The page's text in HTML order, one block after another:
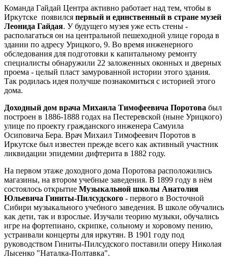
Команда Гайдай Центра активно работает над тем, чтобы в
Иркутске появился первый и единственный в стране музей
Леонида Гайдая. У будущего музея уже есть стены -
располагаться он на центральной пешеходной улице города в
здании по адресу Урицкого, 9. Во время инженерного
обследования для подготовки к капитальному ремонту
специалисты обнаружили 22 заложенных оконных и дверных
проема - целый пласт замурованной истории этого здания.
Так родилась идея получше познакомиться с историей этого
дома.
Доходный дом врача Михаила Тимофеевича Поротова был
построен в 1886-1888 годах на Пестеревской (ныне Урицкого)
улице по проекту гражданского инженера Самуила
Осиповича Бера. Врач Михаил Тимофеевич Поротов в
Иркутске был известен прежде всего как активный участник
ликвидации эпидемии дифтерита в 1882 году.
На первом этаже доходного дома Поротова расположились
магазины, на втором учебные заведения. В 1899 году в нём
состоялось открытие Музыкальной школы Анатолия
Юльевича Гиниты-Пилсудского - первого в Восточной
Сибири музыкального учебного заведения. В школе обучались
как дети, так и взрослые. Изучали теорию музыки, обучались
игре на фортепиано, скрипке, сольному и хоровому пению,
устраивали концерты для иркутян. В 1901 году под
руководством Гиниты-Пилсудского поставили оперу Николая
Лысенко "Наталка-Полтавка".